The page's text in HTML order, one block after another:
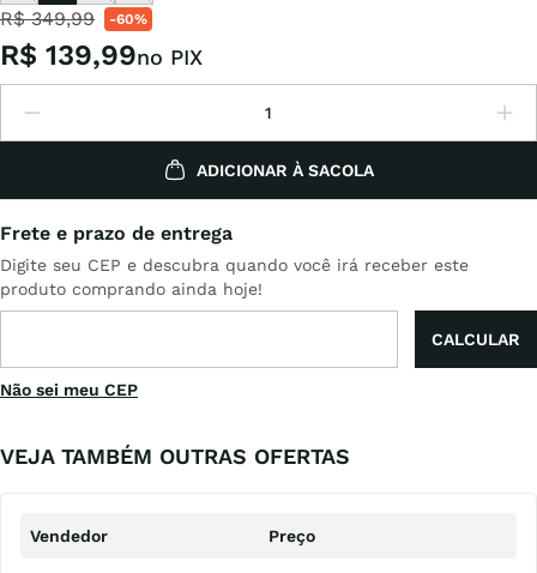
R$ 349,99 -60%
R$ 139,99no PIX
ADICIONAR À SACOLA
Não sei meu CEP
VEJA TAMBÉM OUTRAS OFERTAS